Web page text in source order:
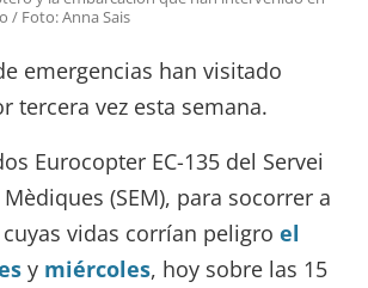
/ Foto: Anna Sais
emergencias han visitado
tercera vez esta semana.
Eurocopter EC-135 del Servei
Mèdiques (SEM), para socorrer a
vidas corrían peligro el
y miércoles, hoy sobre las 15